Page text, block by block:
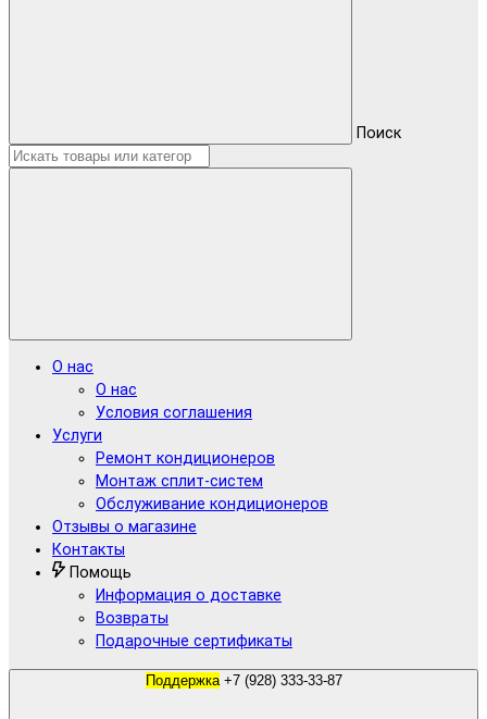
Поиск
О нас
О нас
Условия соглашения
Услуги
Ремонт кондиционеров
Монтаж сплит-систем
Обслуживание кондиционеров
Отзывы о магазине
Контакты
Помощь
Информация о доставке
Возвраты
Подарочные сертификаты
Поддержка +7 (928) 333-33-87